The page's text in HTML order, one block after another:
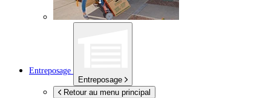
Entreposage
Entreposage
Retour au menu principal